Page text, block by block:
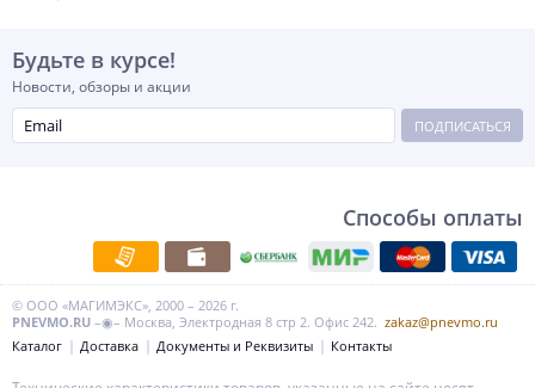
Будьте в курсе!
Новости, обзоры и акции
ПОДПИСАТЬСЯ
Способы оплаты
© ООО «МАГИМЭКС», 2000 – 2026 г.
PNEVMO.RU –◉– Москва, Электродная 8 стр 2. Офис 242. zakaz@pnevmo.ru
Каталог
Доставка Документы и Реквизиты Контакты